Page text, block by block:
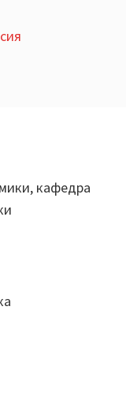
кафедра